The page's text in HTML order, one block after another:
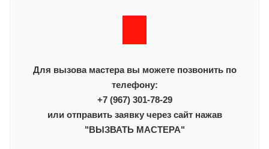
Для вызова мастера вы можете позвонить по
телефону:
+7 (967) 301-78-29
или отправить заявку через сайт нажав
"ВЫЗВАТЬ МАСТЕРА"